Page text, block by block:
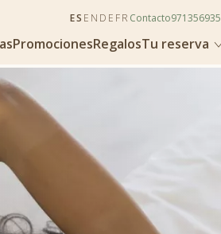
PromocionesRegalosTu reserva
971356935
Contacto
ES EN DE FR